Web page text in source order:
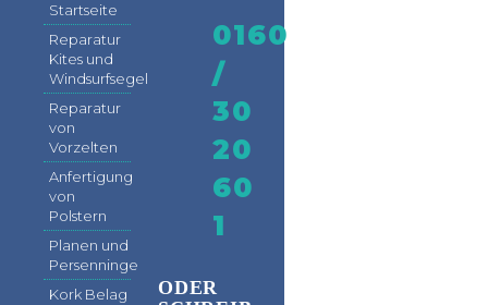
Startseite
Reparatur
Kites und
Windsurfsegel
Reparatur
von
Vorzelten
Anfertigung
von
Polstern
Planen und
Persenninge
Kork Belag
0160
/
30
20
60
1
ODER